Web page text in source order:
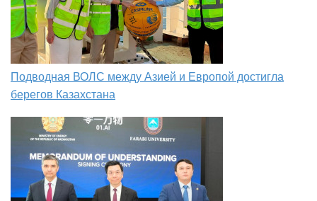
Подводная ВОЛС между Азией и Европой достигла
берегов Казахстана